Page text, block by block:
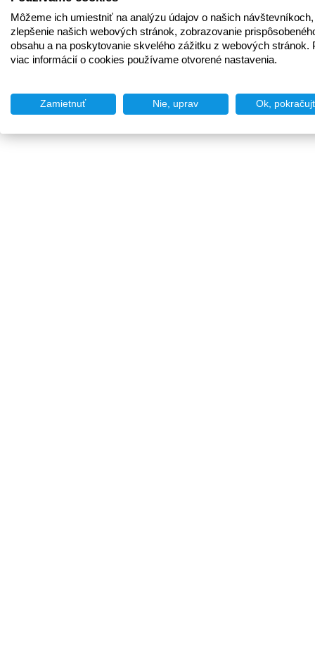
Môžeme ich umiestniť na analýzu údajov o našich
zlepšenie našich webových stránok, zobrazovanie
obsahu a na poskytovanie skvelého zážitku z webových stránok.
viac informácií o cookies používame otvorené nastavenia.
Zamietnuť Nie, uprav Ok,